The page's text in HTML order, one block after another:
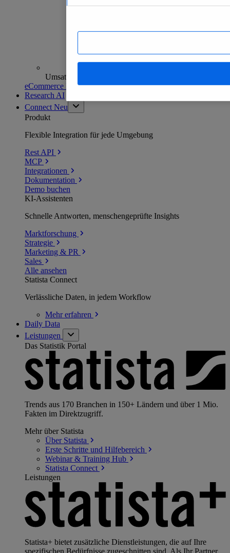
Umsatzanalysen und -prognosen
eCommerce Insights entdecken
Research AI
Connect Neu
Produkt
Flexible Integration für jede Umgebung
Rest API
MCP
Integrationen
Dokumentation
Demo buchen
KI-Assistenten
Schnelle Antworten, menschengeprüfte Insights
Marktforschung
Strategie
Marketing & PR
Sales
Alle ansehen
Statista Connect
Verlässliche Daten, in jedem Workflow
Mehrerfahren
Daily Data
Leistungen
Das Statistik Portal
Trends aus 170 Branchen in 150+ Ländern und über 1 Mio.
Fakten im Direktzugriff.
Mehr über Statista
Über Statista
Erste Schritte und Hilfebereich
Webinar & Training Hub
Statista Connect
Leistungen
Statista+ bietet zusätzliche Dienstleistungen, die auf Ihre
spezifischen Bedürfnisse zugeschnitten sind. Als Ihr Partner